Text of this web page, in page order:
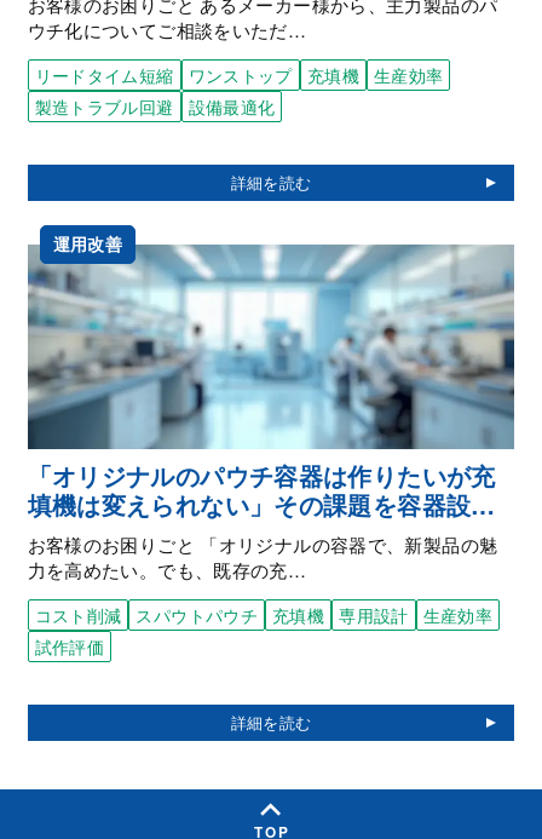
ウチ化についてご相談をいただ…
リードタイム短縮 ワンストップ 充填機
生産効率
製造トラブル回避
設備最適化
運用改善
「オリジナルのパウチ容器は作りたいが充
填機は変えられない」その課題を容器設計
で解決
お客様のお困りごと 「オリジナルの容器で、新製品の魅
力を高めたい。でも、既存の充…
コスト削減 スパウトパウチ 充填機 専用設計
生産効率
試作評価
TOP